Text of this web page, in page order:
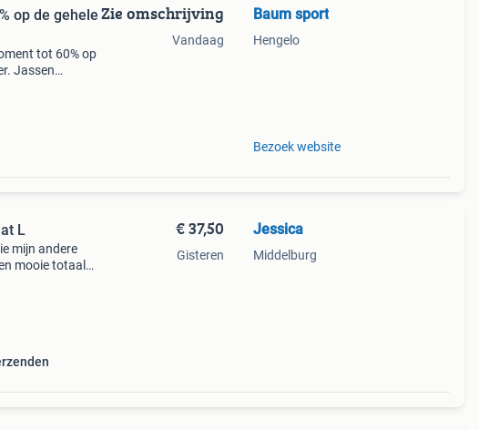
op de gehele
tot 60% op
Jassen
Zie omschrijving
Vandaag
Baum sport
Hengelo
Bezoek website
L
mijn andere
mooie totaal
€ 37,50
Gisteren
Jessica
Middelburg